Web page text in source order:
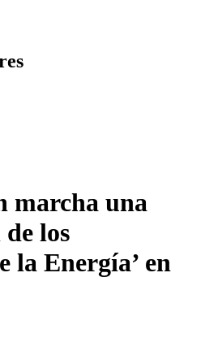
marcha una
los
la Energía’ en